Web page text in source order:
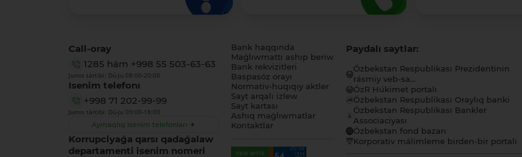
Call-oray
1285 hám +998 55 503-63-63
Jumıs tártibi: Dú-Ju 08:00-20:00
Isenim telefonı
+998 71 202-99-99
Jumıs tártibi: Dú-Ju 09:00-18:00
Aymaqlıq isenim telefonları
Korrupciyaǵa qarsı qadaǵalaw
departamenti isenim nomeri
Bank haqqında
Maǵlıwmattı ashıp beriw
Bank rekvizitleri
Baspasóz orayı
Normativ-huqıqıy aktler
Sayt arqalı izlew
Sayt kartası
Ashıq maǵlıwmatlar
Kontaktlar
Paydalı saytlar:
Ózbekstan Respublikası Prezidentinin
rásmiy veb-sa...
ÓzR Húkimet portalı
Ózbekstan Respublikası Oraylıq banki
Ózbekstan Respublikası Bankler
Associaciyası
Ózbekstan fond bazarı
Korporativ málimleme birden-bir portalı